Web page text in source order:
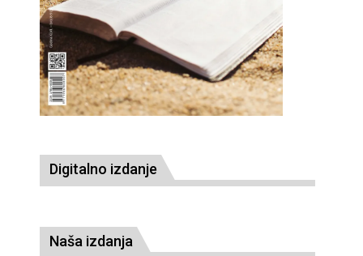
Digitalno izdanje
Naša izdanja